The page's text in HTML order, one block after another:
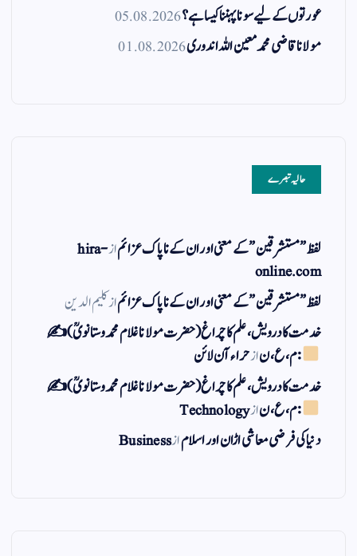
عورتوں کے لیے سونا پہننا کیسا ہے؟05.08.2026
مولانا قاضی محمد معین اللہ اندوری01.08.2026
حالیہ تبصرے
لفظ ” مستشرقین ” کے معنی اور ان کے نا پاک عزائمازhira-
online.com
لفظ ” مستشرقین ” کے معنی اور ان کے نا پاک عزائمازکلیم الدین
خدمت کا درویش، علم کا چراغ(حضرت مولانا غلام محمد وستانویؒ)✍
: م ، ع ، نازحراء آن لائن
خدمت کا درویش، علم کا چراغ(حضرت مولانا غلام محمد وستانویؒ)✍
: م ، ع ، نازTechnology
دنیا کی فرضی معاشی اڑان اور اسلامازBusiness